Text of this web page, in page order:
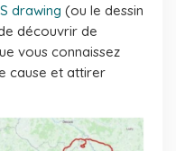
drawing (ou le dessin
découvrir de
vous connaissez
cause et attirer